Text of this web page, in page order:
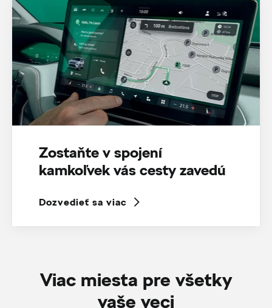
Zostaňte v spojení
kamkoľvek vás cesty zavedú
Dozvedieť sa viac
Viac miesta pre všetky
vaše veci